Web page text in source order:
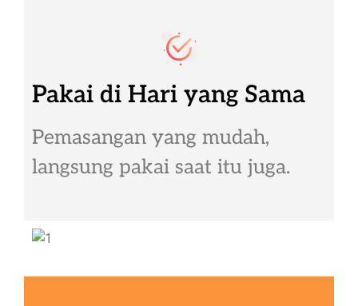
Pakai di Hari yang Sama
Pemasangan yang mudah,
langsung pakai saat itu juga.